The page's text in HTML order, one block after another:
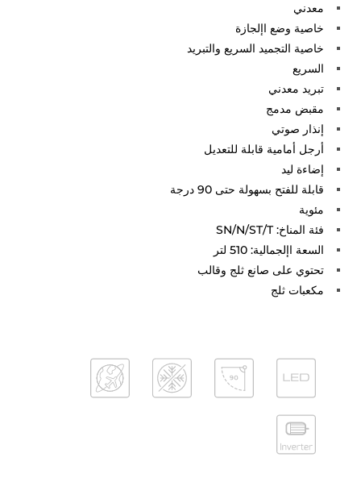
معدني
خاصية وضع اإلجازة
خاصية التجميد السريع والتبريد
السريع
تبريد معدني
مقبض مدمج
إنذار صوتي
أرجل أمامية قابلة للتعديل
إضاءة ليد
قابلة للفتح بسهولة حتى 90 درجة
مئوية
فئة المناخ: SN/N/ST/T
السعة اإلجمالية: 510 لتر
تحتوي على صانع ثلج وقالب
مكعبات ثلج